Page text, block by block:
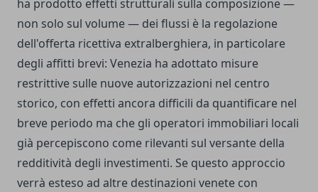
ha prodotto effetti strutturali sulla composizione —
non solo sul volume — dei flussi è la regolazione
dell'offerta ricettiva extralberghiera, in particolare
degli affitti brevi: Venezia ha adottato misure
restrittive sulle nuove autorizzazioni nel centro
storico, con effetti ancora difficili da quantificare nel
breve periodo ma che gli operatori immobiliari locali
già percepiscono come rilevanti sul versante della
redditività degli investimenti. Se questo approccio
verrà esteso ad altre destinazioni venete con